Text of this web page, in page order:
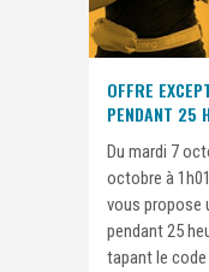
OFFRE
PENDANT 25
Du mardi 7
octobre à
vous propose
pendant 25
tapant le